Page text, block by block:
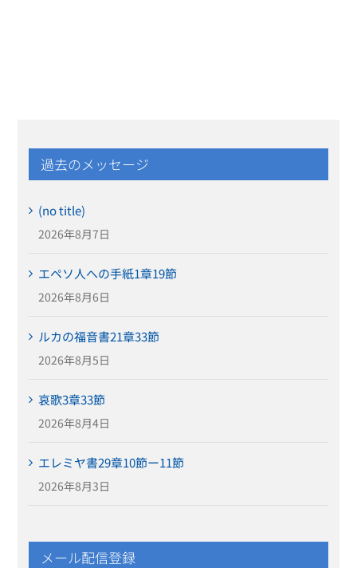
過去のメッセージ
(no title)
2026年8月7日
エペソ人への手紙1章19節
2026年8月6日
ルカの福音書21章33節
2026年8月5日
哀歌3章33節
2026年8月4日
エレミヤ書29章10節ー11節
2026年8月3日
メール配信登録